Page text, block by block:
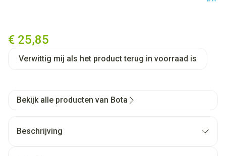
€ 25,85
Verwittig mij als het product terug in voorraad is
Bekijk alle producten van Bota
Beschrijving